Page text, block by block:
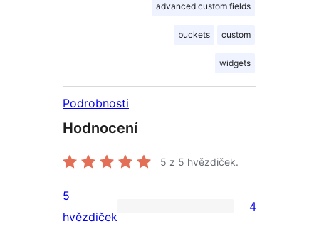
advanced custom fields
buckets custom
widgets
Podrobnosti
Hodnocení
5 z 5 hvězdiček.
4
5
hvězdiček
4